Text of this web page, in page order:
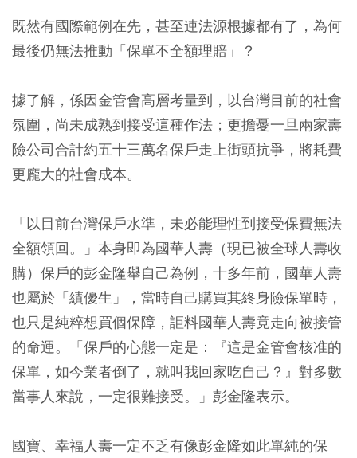
既然有國際範例在先，甚至連法源根據都有了，為何
最後仍無法推動「保單不全額理賠」？
據了解，係因金管會高層考量到，以台灣目前的社會
氛圍，尚未成熟到接受這種作法；更擔憂一旦兩家壽
險公司合計約五十三萬名保戶走上街頭抗爭，將耗費
更龐大的社會成本。
「以目前台灣保戶水準，未必能理性到接受保費無法
全額領回。」本身即為國華人壽（現已被全球人壽收
購）保戶的彭金隆舉自己為例，十多年前，國華人壽
也屬於「績優生」，當時自己購買其終身險保單時，
也只是純粹想買個保障，詎料國華人壽竟走向被接管
的命運。「保戶的心態一定是：『這是金管會核准的
保單，如今業者倒了，就叫我回家吃自己？』對多數
當事人來說，一定很難接受。」彭金隆表示。
國寶、幸福人壽一定不乏有像彭金隆如此單純的保